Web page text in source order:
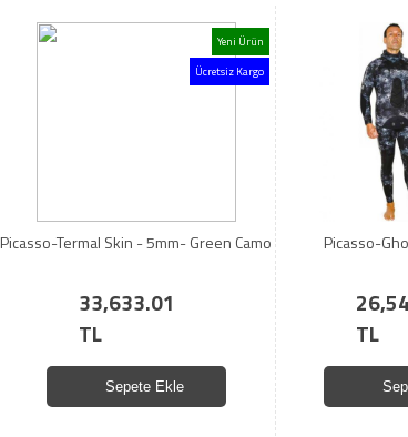
Yeni Ürün
Ücretsiz Kargo
Picasso-Termal Skin - 5mm- Green Camo
33,633.01
TL
Sepete Ekle
Picasso-
TL